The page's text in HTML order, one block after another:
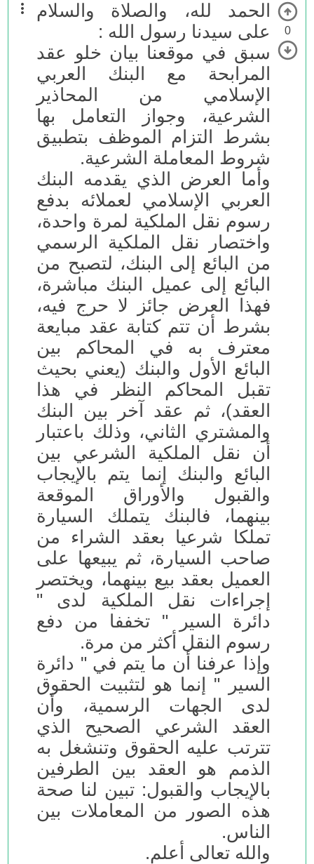
0
الحمد لله، والصلاة والسلام
على سيدنا رسول الله :
سبق في موقعنا بيان خلو عقد
المرابحة مع البنك العربي
الإسلامي من المحاذير
الشرعية، وجواز التعامل بها
بشرط التزام الموظف بتطبيق
شروط المعاملة الشرعية.
وأما العرض الذي يقدمه البنك
العربي الإسلامي لعملائه بدفع
رسوم نقل الملكية لمرة واحدة،
واختصار نقل الملكية الرسمي
من البائع إلى البنك، لتصبح من
البائع إلى عميل البنك مباشرة،
فهذا العرض جائز لا حرج فيه،
بشرط أن تتم كتابة عقد مبايعة
معترف به في المحاكم بين
البائع الأول والبنك (يعني بحيث
تقبل المحاكم النظر في هذا
العقد)، ثم عقد آخر بين البنك
والمشتري الثاني، وذلك باعتبار
أن نقل الملكية الشرعي بين
البائع والبنك إنما يتم بالإيجاب
والقبول والأوراق الموقعة
بينهما، فالبنك يتملك السيارة
تملكا شرعيا بعقد الشراء من
صاحب السيارة، ثم يبيعها على
العميل بعقد بيع بينهما، ويختصر
إجراءات نقل الملكية لدى "
دائرة السير " تخففا من دفع
رسوم النقل أكثر من مرة.
وإذا عرفنا أن ما يتم في " دائرة
السير " إنما هو لتثبيت الحقوق
لدى الجهات الرسمية، وأن
العقد الشرعي الصحيح الذي
تترتب عليه الحقوق وتنشغل به
الذمم هو العقد بين الطرفين
بالإيجاب والقبول: تبين لنا صحة
هذه الصور من المعاملات بين
الناس.
والله تعالى أعلم.